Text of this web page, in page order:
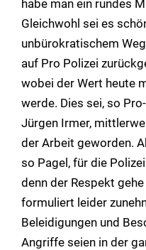
habe man ein rundes
Gleichwohl sei es
unbürokratischem
auf Pro Polizei
wobei der Wert heute
werde. Dies sei, so
Jürgen Irmer,
der Arbeit geworden.
so Pagel, für die
denn der Respekt
formuliert leider
Beleidigungen und
Angriffe seien in der